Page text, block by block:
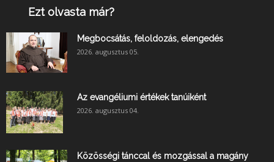
Ezt olvasta már?
Megbocsátás, feloldozás, elengedés
2026. augusztus 05.
Az evangéliumi értékek tanúiként
2026. augusztus 04.
Közösségi tánccal és mozgással a magány